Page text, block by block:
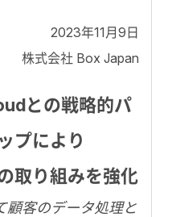
2023年11月9日
株式会社 Box Japan
との戦略的パ
プにより
取り組みを強化
顧客のデータ処理と